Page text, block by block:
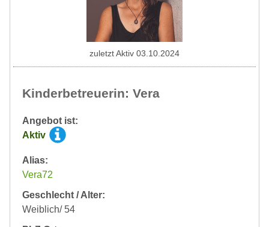
Kinderbetreuerin: Vera
Angebot ist:
Aktiv
Alias:
Vera72
Geschlecht / Alter:
Weiblich/ 54
zuletzt Aktiv 03.10.2024